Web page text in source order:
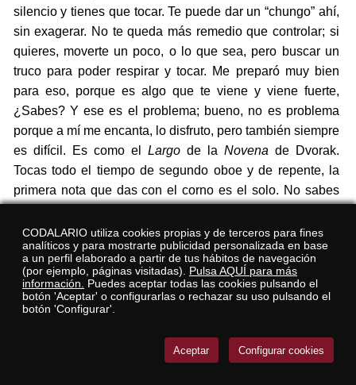
silencio y tienes que tocar. Te puede dar un “chungo” ahí,
sin exagerar. No te queda más remedio que controlar; si
quieres, moverte un poco, o lo que sea, pero buscar un
truco para poder respirar y tocar. Me preparó muy bien
para eso, porque es algo que te viene y viene fuerte,
¿Sabes? Y ese es el problema; bueno, no es problema
porque a mí me encanta, lo disfruto, pero también siempre
es difícil. Es como el Largode la Novena de Dvorak.
Tocas todo el tiempo de segundo oboe y de repente, la
primera nota que das con el corno es el solo. No sabes
mucho más fácil si tocaras siempre el corno. Ya está
caliente el instrumento, la embocadura es la misma, pero
de repente tener cambiar de oboe a corno es una de las
dificultades del instrumento. Es algo a lo que hay que ir
acostumbrándose poco a poco. La clave es que, si lo
encima lo pasas mal, mejor olvídate (se ríe).
CODALARIO utiliza cookies propias y de terceros para fines
analíticos y para mostrarte publicidad personalizada en base
a un perfil elaborado a partir de tus hábitos de navegación
(por ejemplo, páginas visitadas). Pulsa AQUÍ para más
información.
Puedes aceptar todas las cookies pulsando el
botón 'Aceptar' o configurarlas o rechazar su uso pulsando el
botón 'Configurar'.
Aceptar Configurar cookies